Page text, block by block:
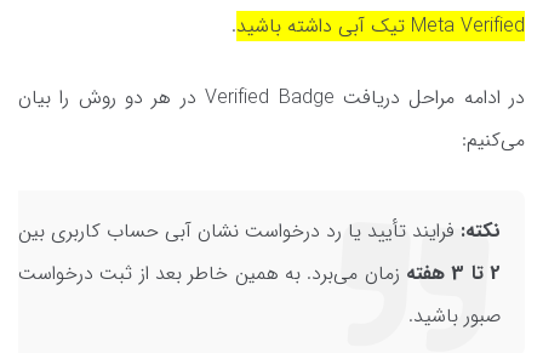
Meta Verified تیک آبی داشته باشید
.
در ادامه مراحل دریافت Verified Badge در هر دو روش را بیان
می‌کنیم:
نکته: فرایند تأیید یا رد درخواست نشان آبی حساب کاربری بین
2 تا 3 هفته
زمان می‌برد. به همین خاطر بعد از ثبت درخواست
صبور باشید.